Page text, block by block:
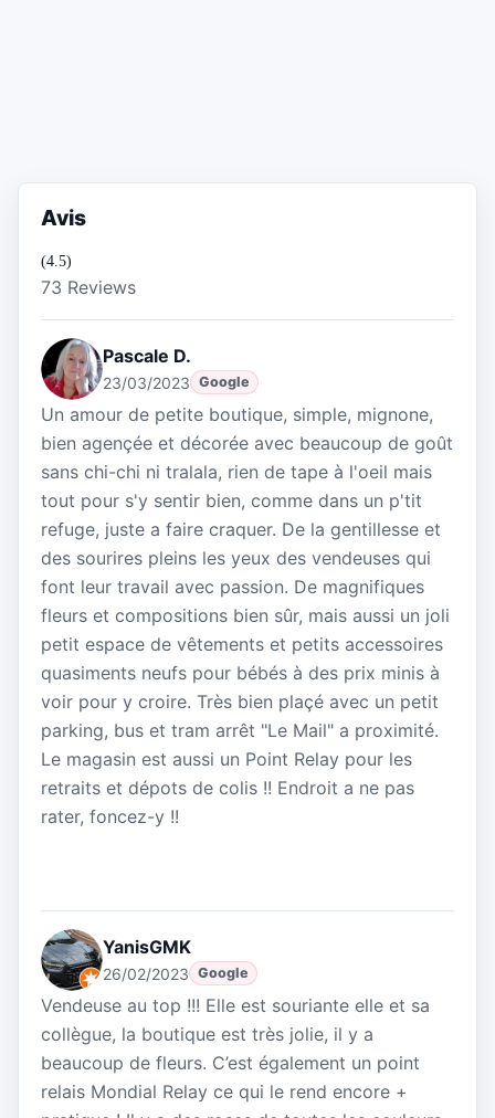
Avis
(4.5)
73 Reviews
Pascale D.
23/03/2023 Google
Un amour de petite boutique, simple, mignone,
bien agençée et décorée avec beaucoup de goût
sans chi-chi ni tralala, rien de tape à l'oeil mais
tout pour s'y sentir bien, comme dans un p'tit
refuge, juste a faire craquer. De la gentillesse et
des sourires pleins les yeux des vendeuses qui
font leur travail avec passion. De magnifiques
fleurs et compositions bien sûr, mais aussi un joli
petit espace de vêtements et petits accessoires
quasiments neufs pour bébés à des prix minis à
voir pour y croire. Très bien plaçé avec un petit
parking, bus et tram arrêt "Le Mail" a proximité.
Le magasin est aussi un Point Relay pour les
retraits et dépots de colis !! Endroit a ne pas
rater, foncez-y !!
YanisGMK
26/02/2023 Google
Vendeuse au top !!! Elle est souriante elle et sa
collègue, la boutique est très jolie, il y a
beaucoup de fleurs. C’est également un point
relais Mondial Relay ce qui le rend encore +